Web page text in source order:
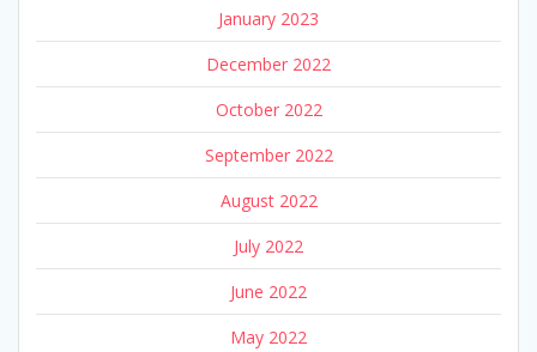
January 2023
December 2022
October 2022
September 2022
August 2022
July 2022
June 2022
May 2022